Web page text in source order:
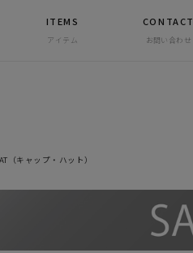
ITEMS
アイテム
CONTACT
お問い合わせ
（キャップ・ハット）